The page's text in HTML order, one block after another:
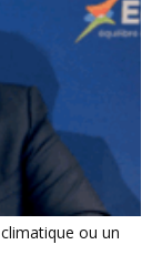
ou un